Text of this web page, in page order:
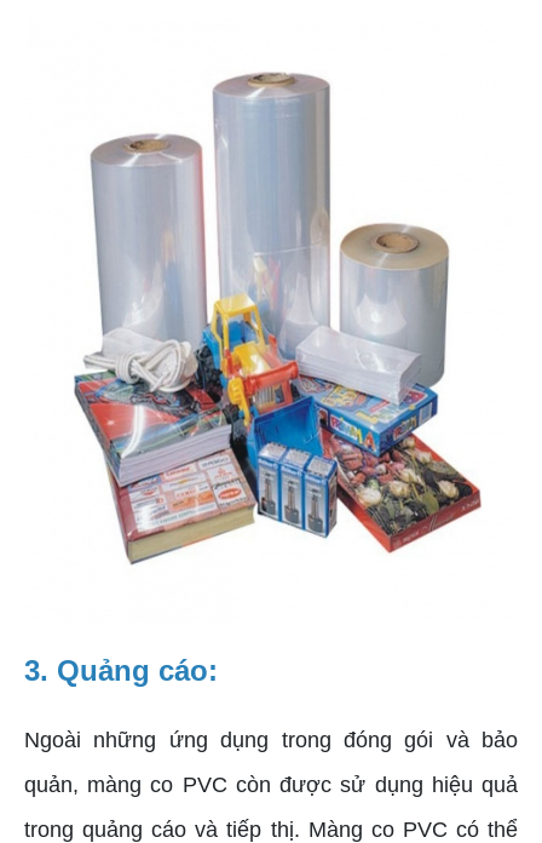
3. Quảng cáo:
Ngoài những ứng dụng trong đóng gói và bảo
quản, màng co PVC còn được sử dụng hiệu quả
trong quảng cáo và tiếp thị. Màng co PVC có thể